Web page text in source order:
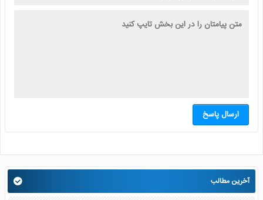
ارسال پاسخ
آخرین مطالب